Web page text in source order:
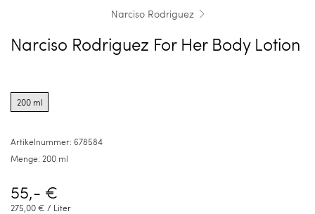
Narciso Rodriguez
Narciso Rodriguez For Her Body Lotion
options
for
200 ml
Artikelnummer: 678584
Menge: 200 ml
55,- €
275,00 € / Liter